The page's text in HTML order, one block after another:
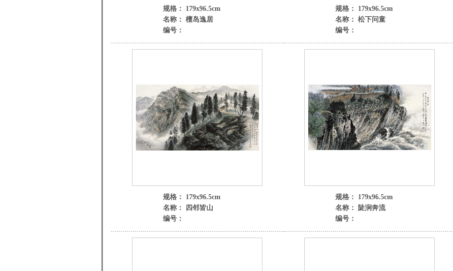
规格： 179x96.5cm
名称： 檀岛逸居
编号：
规格： 179x96.5cm
名称： 松下问童
编号：
规格： 179x96.5cm
名称： 四邻皆山
编号：
规格： 179x96.5cm
名称： 陡涧奔流
编号：